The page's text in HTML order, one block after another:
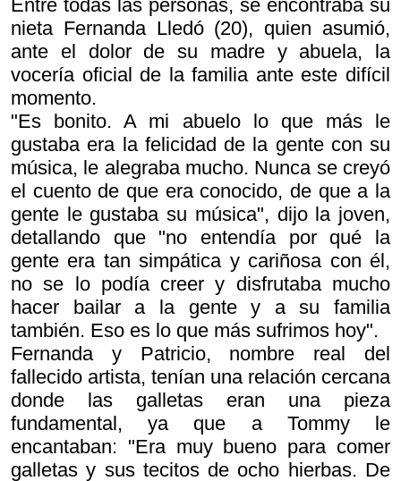
Entre todas las personas, se encontraba su
nieta Fernanda Lledó (20), quien asumió,
ante el dolor de su madre y abuela, la
vocería oficial de la familia ante este difícil
momento.
"Es bonito. A mi abuelo lo que más le
gustaba era la felicidad de la gente con su
música, le alegraba mucho. Nunca se creyó
el cuento de que era conocido, de que a la
gente le gustaba su música", dijo la joven,
detallando que "no entendía por qué la
gente era tan simpática y cariñosa con él,
no se lo podía creer y disfrutaba mucho
hacer bailar a la gente y a su familia
también. Eso es lo que más sufrimos hoy".
Fernanda y Patricio, nombre real del
fallecido artista, tenían una relación cercana
donde las galletas eran una pieza
fundamental, ya que a Tommy le
encantaban: "Era muy bueno para comer
galletas y sus tecitos de ocho hierbas. De